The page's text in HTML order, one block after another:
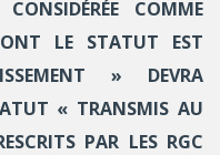
COMME
LE STATUT EST
» DEVRA
« TRANSMIS AU
PAR LES RGC